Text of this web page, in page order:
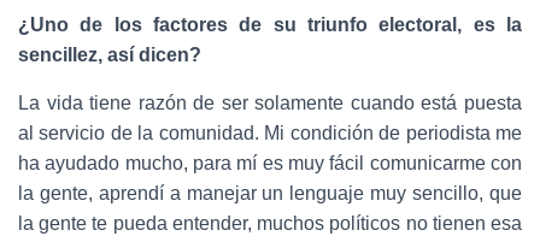
¿Uno de los factores de su triunfo electoral, es la
sencillez, así dicen?
La vida tiene razón de ser solamente cuando está puesta
al servicio de la comunidad. Mi condición de periodista me
ha ayudado mucho, para mí es muy fácil comunicarme con
la gente, aprendí a manejar un lenguaje muy sencillo, que
la gente te pueda entender, muchos políticos no tienen esa